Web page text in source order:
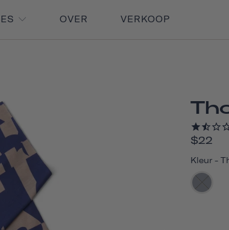
OVER VERKOOP
$22
Kleur -